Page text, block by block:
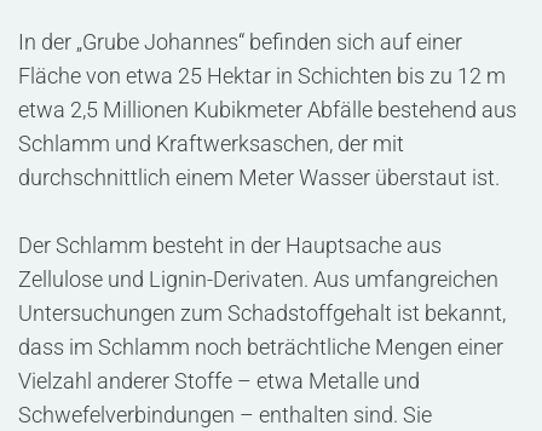
In der „Grube Johannes“ befinden sich auf einer
Fläche von etwa 25 Hektar in Schichten bis zu 12 m
etwa 2,5 Millionen Kubikmeter Abfälle bestehend aus
Schlamm und Kraftwerksaschen, der mit
durchschnittlich einem Meter Wasser überstaut ist.
Der Schlamm besteht in der Hauptsache aus
Zellulose und Lignin-Derivaten. Aus umfangreichen
Untersuchungen zum Schadstoffgehalt ist bekannt,
dass im Schlamm noch beträchtliche Mengen einer
Vielzahl anderer Stoffe – etwa Metalle und
Schwefelverbindungen – enthalten sind. Sie